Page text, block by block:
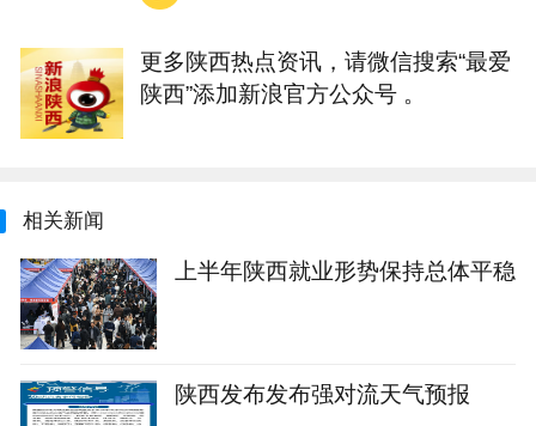
更多陕西热点资讯，请微信搜索“最爱
陕西”添加新浪官方公众号 。
相关新闻
上半年陕西就业形势保持总体平稳
陕西发布发布强对流天气预报